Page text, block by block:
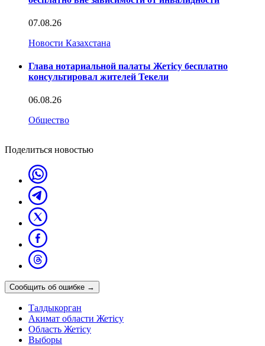
07.08.26
Новости Казахстана
Глава нотариальной палаты Жетісу бесплатно
консультировал жителей Текели
06.08.26
Общество
Поделиться новостью
Сообщить об ошибке →
Талдыкорган
Акимат области Жетісу
Область Жетісу
Выборы